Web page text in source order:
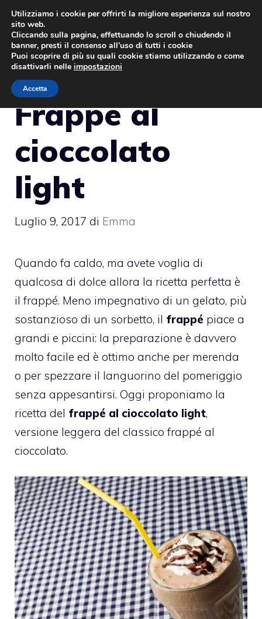
Vai
contenuto
Frappé al
cioccolato
light
Luglio 9, 2017 di Emma
Quando fa caldo, ma avete voglia di
qualcosa di dolce allora la ricetta perfetta è
il frappé. Meno impegnativo di un gelato, più
sostanzioso di un sorbetto, il frappé piace a
grandi e piccini: la preparazione è davvero
molto facile ed è ottimo anche per merenda
o per spezzare il languorino del pomeriggio
senza appesantirsi. Oggi proponiamo la
ricetta del frappé al cioccolato light,
versione leggera del classico frappé al
cioccolato.
Utilizziamo i cookie per offrirti la migliore esperienza sul nostro
sito web.
Cliccando sulla pagina, effettuando lo scroll o chiudendo il
banner, presti il consenso all’uso di tutti i cookie
Puoi scoprire di più su quali cookie stiamo utilizzando o come
disattivarli nelle impostazioni
Accetta